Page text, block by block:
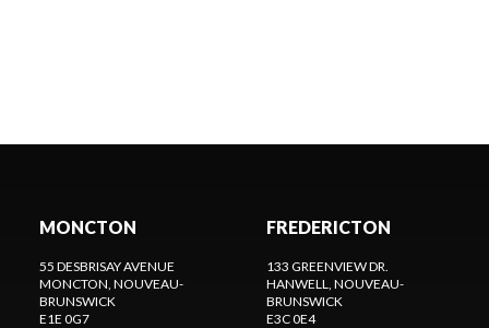
MONCTON
55 DESBRISAY AVENUE
MONCTON, NOUVEAU-
BRUNSWICK
E1E 0G7
FREDERICTON
133 GREENVIEW DR.
HANWELL, NOUVEAU-
BRUNSWICK
E3C 0E4